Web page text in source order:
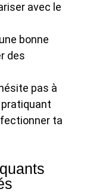
avec le
bonne
des
pas à
pratiquant
ta